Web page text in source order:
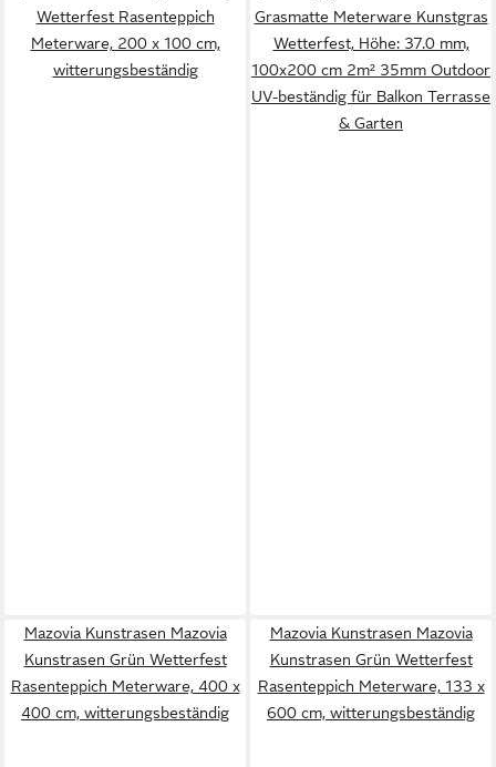
Wetterfest Rasenteppich
Meterware, 200 x 100 cm,
witterungsbeständig
Grasmatte Meterware Kunstgras
Wetterfest, Höhe: 37.0 mm,
100x200 cm 2m² 35mm Outdoor
UV-beständig für Balkon Terrasse
& Garten
Mazovia Kunstrasen Mazovia
Kunstrasen Grün Wetterfest
Rasenteppich Meterware, 400 x
400 cm, witterungsbeständig
Mazovia Kunstrasen Mazovia
Kunstrasen Grün Wetterfest
Rasenteppich Meterware, 133 x
600 cm, witterungsbeständig